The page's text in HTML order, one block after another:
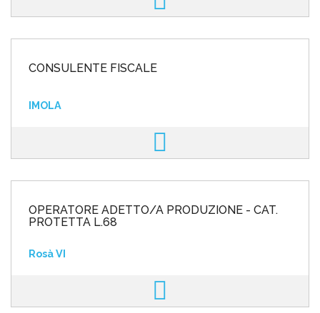
CONSULENTE FISCALE
IMOLA
OPERATORE ADETTO/A PRODUZIONE - CAT.
PROTETTA L.68
Rosà VI